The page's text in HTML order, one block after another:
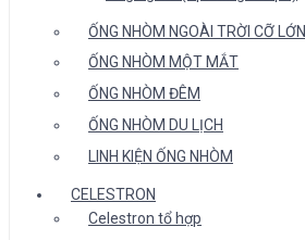
ỐNG NHÒM NGOÀI TRỜI CỠ LỚN
ỐNG NHÒM MỘT MẮT
ỐNG NHÒM ĐÊM
ỐNG NHÒM DU LỊCH
LINH KIỆN ỐNG NHÒM
CELESTRON
Celestron tổ hợp